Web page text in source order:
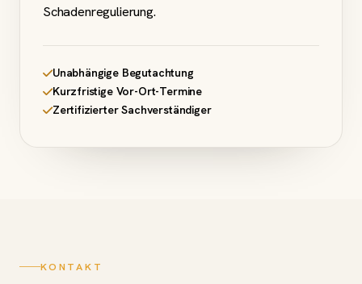
Schadenregulierung.
Unabhängige Begutachtung
Kurzfristige Vor-Ort-Termine
Zertifizierter Sachverständiger
KONTAKT